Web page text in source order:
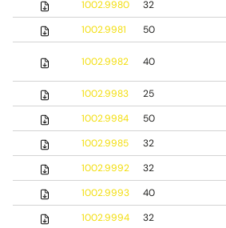
1002.9980 32
1002.9981
50
1002.9982 40
1002.9983 25
1002.9984
50
1002.9985
32
1002.9992
32
1002.9993
40
1002.9994
32